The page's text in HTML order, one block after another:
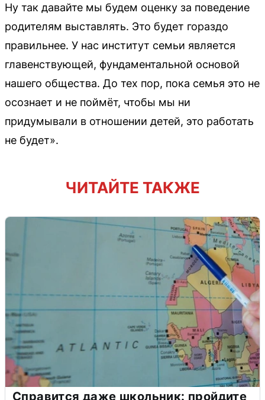
Ну так давайте мы будем оценку за поведение
родителям выставлять. Это будет гораздо
правильнее. У нас институт семьи является
главенствующей, фундаментальной основой
нашего общества. До тех пор, пока семья это не
осознает и не поймёт, чтобы мы ни
придумывали в отношении детей, это работать
не будет».
ЧИТАЙТЕ ТАКЖЕ
Справится даже школьник: пройдите